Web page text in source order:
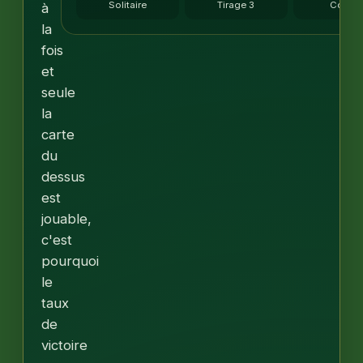
à
la
fois
et
seule
la
carte
du
dessus
est
jouable,
c'est
pourquoi
le
taux
de
victoire
Solitaire Tirage 3 Coups